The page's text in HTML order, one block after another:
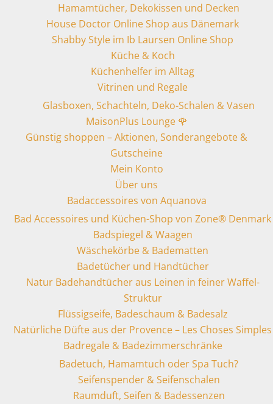
Hamamtücher, Dekokissen und Decken
House Doctor Online Shop aus Dänemark
Shabby Style im Ib Laursen Online Shop
Küche & Koch
Küchenhelfer im Alltag
Vitrinen und Regale
Glasboxen, Schachteln, Deko-Schalen & Vasen
MaisonPlus Lounge 🌹
Günstig shoppen – Aktionen, Sonderangebote &
Gutscheine
Mein Konto
Über uns
Badaccessoires von Aquanova
Bad Accessoires und Küchen-Shop von Zone® Denmark
Badspiegel & Waagen
Wäschekörbe & Badematten
Badetücher und Handtücher
Natur Badehandtücher aus Leinen in feiner Waffel-
Struktur
Flüssigseife, Badeschaum & Badesalz
Natürliche Düfte aus der Provence – Les Choses Simples
Badregale & Badezimmerschränke
Badetuch, Hamamtuch oder Spa Tuch?
Seifenspender & Seifenschalen
Raumduft, Seifen & Badessenzen